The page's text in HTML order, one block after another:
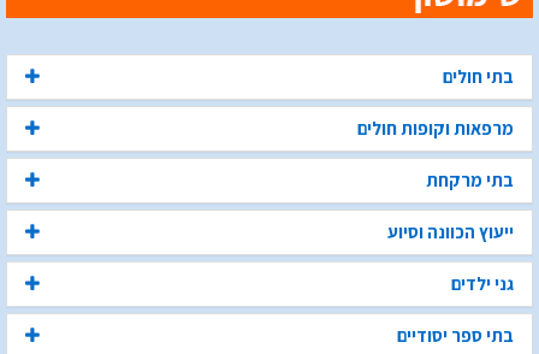
בתי חולים
מרפאות וקופות חולים
בתי מרקחת
ייעוץ הכוונה וסיוע
גני ילדים
בתי ספר יסודיים